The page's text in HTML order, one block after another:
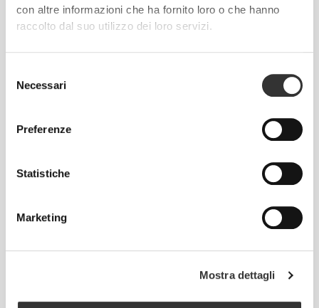
con altre informazioni che ha fornito loro o che hanno
raccolto dal suo utilizzo dei loro servizi.
delNecessari
Preferenze
Statistiche
Marketing
Mostra dettagli
QUANTO SEMBRI
farti sentire bene. Utilizziamo un tessuto ad
asciugatura rapida con un'elasticità bidirezionale.
PROGETTATO CON LA
REVOKNIT